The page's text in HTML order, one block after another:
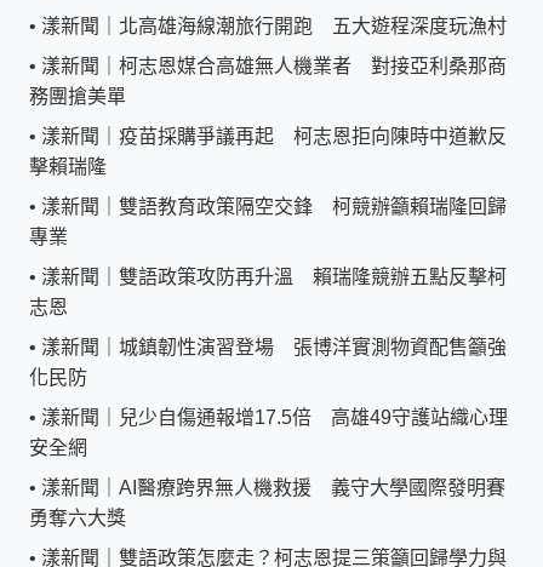
• 漾新聞｜北高雄海線潮旅行開跑 五大遊程深度玩漁村
• 漾新聞｜柯志恩媒合高雄無人機業者 對接亞利桑那商
務團搶美單
• 漾新聞｜疫苗採購爭議再起 柯志恩拒向陳時中道歉反
擊賴瑞隆
• 漾新聞｜雙語教育政策隔空交鋒 柯競辦籲賴瑞隆回歸
專業
• 漾新聞｜雙語政策攻防再升溫 賴瑞隆競辦五點反擊柯
志恩
• 漾新聞｜城鎮韌性演習登場 張博洋實測物資配售籲強
化民防
• 漾新聞｜兒少自傷通報增17.5倍 高雄49守護站織心理
安全網
• 漾新聞｜AI醫療跨界無人機救援 義守大學國際發明賽
勇奪六大獎
• 漾新聞｜雙語政策怎麼走？柯志恩提三策籲回歸學力與